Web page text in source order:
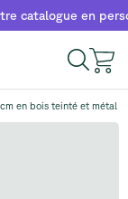
en personne
en bois teinté et métal